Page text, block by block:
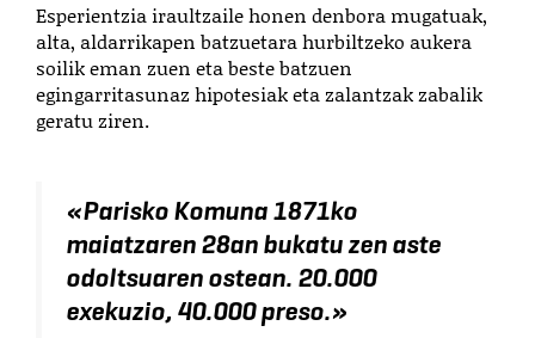
Esperientzia iraultzaile honen denbora mugatuak,
alta, aldarrikapen batzuetara hurbiltzeko aukera
soilik eman zuen eta beste batzuen
egingarritasunaz hipotesiak eta zalantzak zabalik
geratu ziren.
«Parisko Komuna 1871ko
maiatzaren 28an bukatu zen aste
odoltsuaren ostean. 20.000
exekuzio, 40.000 preso.»